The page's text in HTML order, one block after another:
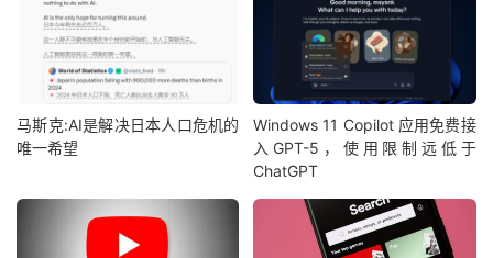
马斯克:AI是解决日本人口危机的
唯一希望
Windows 11 Copilot 应用免费接
入GPT-5，使用限制远低于
ChatGPT